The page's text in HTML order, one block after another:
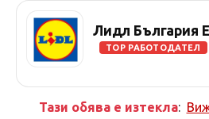
Лидл България
TOP РАБОТОДАТЕЛ
Тази обява е изтекла: